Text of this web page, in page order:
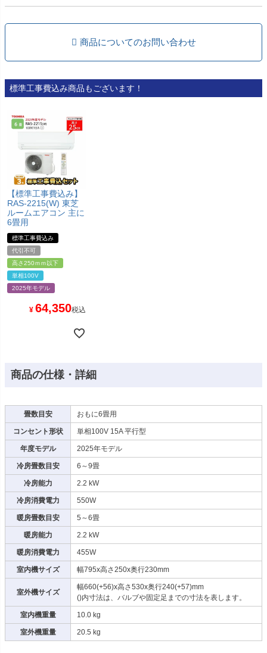
商品についてのお問い合わせ
標準工事費込み商品もございます！
【標準工事費込み】
RAS-2215(W) 東芝
ルームエアコン 主に
6畳用
標準工事費込み
代引不可
高さ250ｍｍ以下
単相100V
2025年モデル
¥ 64,350税込
商品の仕様・詳細
畳数目安 おもに6畳用
コンセント形状 単相100V 15A 平行型
年度モデル 2025年モデル
冷房畳数目安 6～9畳
冷房能力 2.2 kW
冷房消費電力 550W
暖房畳数目安 5～6畳
暖房能力 2.2 kW
暖房消費電力 455W
室内機サイズ 幅795x高さ250x奥行230mm
室外機サイズ
幅660(+56)x高さ530x奥行240(+57)mm
()内寸法は、バルブや固定足までの寸法を表します。
室内機重量 10.0 kg
室外機重量 20.5 kg